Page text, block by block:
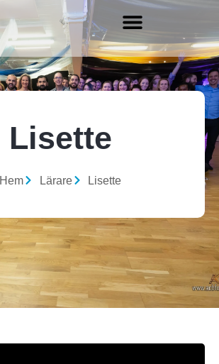
Lisette
Hem Lärare Lisette